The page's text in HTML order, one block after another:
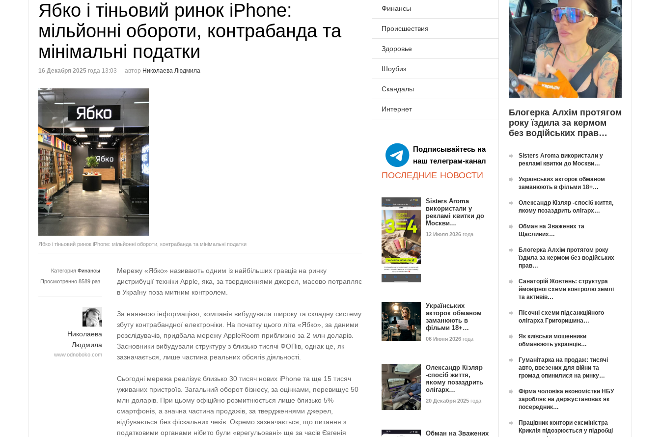
Ябко і тіньовий ринок iPhone:
мільйонні обороти, контрабанда та
мінімальні податки
16 Декабря 2025 года 13:03 автор Николаева Людмила
Ябко і тіньовий ринок iPhone: мільйонні обороти, контрабанда та мінімальні податки
Категория Финансы
Просмотренно 8589 раз
Николаева
Людмила
www.odnoboko.com
Мережу «Ябко» називають одним із найбільших гравців на ринку
дистрибуції техніки Apple, яка, за твердженнями джерел, масово потрапляє
в Україну поза митним контролем.
За наявною інформацією, компанія вибудувала широку та складну систему
збуту контрабандної електроніки. На початку цього літа «Ябко», за даними
розслідувачів, придбала мережу AppleRoom приблизно за 2 млн доларів.
Засновники вибудували структуру з близько тисячі ФОПів, однак це, як
зазначається, лише частина реальних обсягів діяльності.
Сьогодні мережа реалізує близько 30 тисяч нових iPhone та ще 15 тисяч
уживаних пристроїв. Загальний оборот бізнесу, за оцінками, перевищує 50
млн доларів. При цьому офіційно розмитнюється лише близько 5%
смартфонів, а значна частина продажів, за твердженнями джерел,
відбувається без фіскальних чеків. Окремо зазначається, що питання з
податковими органами нібито були «врегульовані» ще за часів Євгенія
Финансы
Происшествия
Здоровье
Шоубиз
Скандалы
Интернет
Подписывайтесь на
наш телеграм-канал
ПОСЛЕДНИЕ НОВОСТИ
Sisters Aroma
використали у
рекламі квитки до
Москви…
12 Июля 2026 года
Українських
акторок обманом
заманюють в
фільми 18+…
06 Июня 2026 года
Олександр Кізляр
-спосіб життя,
якому позаздрить
олігарх…
20 Декабря 2025 года
Обман на Зважених
Блогерка Алхім протягом
року їздила за кермом
без водійських прав…
Sisters Aroma використали у
рекламі квитки до Москви…
Українських акторок обманом
заманюють в фільми 18+…
Олександр Кізляр -спосіб життя,
якому позаздрить олігарх…
Обман на Зважених та
Щасливих…
Блогерка Алхім протягом року
їздила за кермом без водійських
прав…
Санаторій Жовтень: структура
ймовірної схеми контролю землі
та активів…
Пісочні схеми підсанкційного
олігарха Григоришина…
Як київськи мошенники
обманюють українців…
Гуманітарка на продаж: тисячі
авто, ввезених для війни та
громад опинилися на ринку…
Фірма чоловіка економістки НБУ
заробляє на держустановах як
посередник…
Працівник контори ексміністра
Криклія підозрюється у підробці